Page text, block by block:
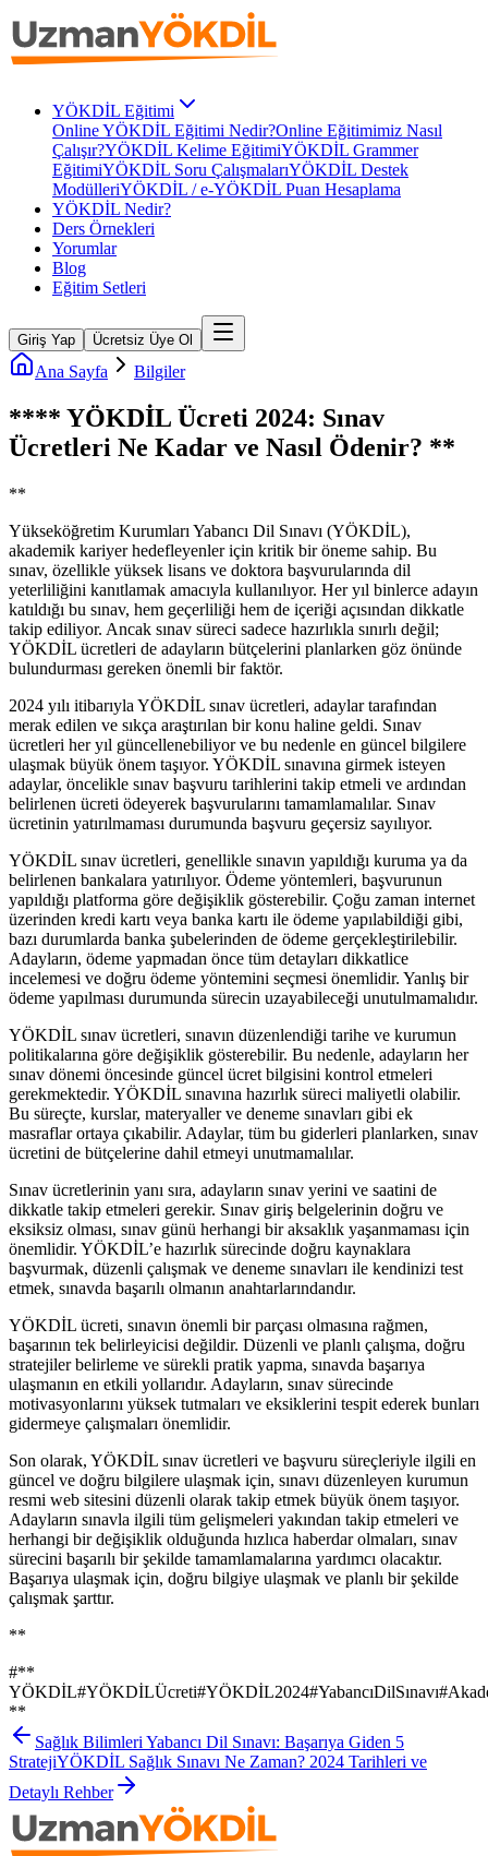
YÖKDİL Eğitimi
Online YÖKDİL Eğitimi Nedir?Online Eğitimimiz Nasıl
Çalışır?YÖKDİL Kelime EğitimiYÖKDİL Grammer
EğitimiYÖKDİL Soru ÇalışmalarıYÖKDİL Destek
ModülleriYÖKDİL / e-YÖKDİL Puan Hesaplama
YÖKDİL Nedir?
Ders Örnekleri
Yorumlar
Blog
Eğitim Setleri
Giriş Yap Ücretsiz Üye Ol
Ana Sayfa Bilgiler
**** YÖKDİL Ücreti 2024: Sınav
Ücretleri Ne Kadar ve Nasıl Ödenir? **
**
Yükseköğretim Kurumları Yabancı Dil Sınavı (YÖKDİL),
akademik kariyer hedefleyenler için kritik bir öneme sahip. Bu
sınav, özellikle yüksek lisans ve doktora başvurularında dil
yeterliliğini kanıtlamak amacıyla kullanılıyor. Her yıl binlerce adayın
katıldığı bu sınav, hem geçerliliği hem de içeriği açısından dikkatle
takip ediliyor. Ancak sınav süreci sadece hazırlıkla sınırlı değil;
YÖKDİL ücretleri de adayların bütçelerini planlarken göz önünde
bulundurması gereken önemli bir faktör.
2024 yılı itibarıyla YÖKDİL sınav ücretleri, adaylar tarafından
merak edilen ve sıkça araştırılan bir konu haline geldi. Sınav
ücretleri her yıl güncellenebiliyor ve bu nedenle en güncel bilgilere
ulaşmak büyük önem taşıyor. YÖKDİL sınavına girmek isteyen
adaylar, öncelikle sınav başvuru tarihlerini takip etmeli ve ardından
belirlenen ücreti ödeyerek başvurularını tamamlamalılar. Sınav
ücretinin yatırılmaması durumunda başvuru geçersiz sayılıyor.
YÖKDİL sınav ücretleri, genellikle sınavın yapıldığı kuruma ya da
belirlenen bankalara yatırılıyor. Ödeme yöntemleri, başvurunun
yapıldığı platforma göre değişiklik gösterebilir. Çoğu zaman internet
üzerinden kredi kartı veya banka kartı ile ödeme yapılabildiği gibi,
bazı durumlarda banka şubelerinden de ödeme gerçekleştirilebilir.
Adayların, ödeme yapmadan önce tüm detayları dikkatlice
incelemesi ve doğru ödeme yöntemini seçmesi önemlidir. Yanlış bir
ödeme yapılması durumunda sürecin uzayabileceği unutulmamalıdır.
YÖKDİL sınav ücretleri, sınavın düzenlendiği tarihe ve kurumun
politikalarına göre değişiklik gösterebilir. Bu nedenle, adayların her
sınav dönemi öncesinde güncel ücret bilgisini kontrol etmeleri
gerekmektedir. YÖKDİL sınavına hazırlık süreci maliyetli olabilir.
Bu süreçte, kurslar, materyaller ve deneme sınavları gibi ek
masraflar ortaya çıkabilir. Adaylar, tüm bu giderleri planlarken, sınav
ücretini de bütçelerine dahil etmeyi unutmamalılar.
Sınav ücretlerinin yanı sıra, adayların sınav yerini ve saatini de
dikkatle takip etmeleri gerekir. Sınav giriş belgelerinin doğru ve
eksiksiz olması, sınav günü herhangi bir aksaklık yaşanmaması için
önemlidir. YÖKDİL’e hazırlık sürecinde doğru kaynaklara
başvurmak, düzenli çalışmak ve deneme sınavları ile kendinizi test
etmek, sınavda başarılı olmanın anahtarlarındandır.
YÖKDİL ücreti, sınavın önemli bir parçası olmasına rağmen,
başarının tek belirleyicisi değildir. Düzenli ve planlı çalışma, doğru
stratejiler belirleme ve sürekli pratik yapma, sınavda başarıya
ulaşmanın en etkili yollarıdır. Adayların, sınav sürecinde
motivasyonlarını yüksek tutmaları ve eksiklerini tespit ederek bunları
gidermeye çalışmaları önemlidir.
Son olarak, YÖKDİL sınav ücretleri ve başvuru süreçleriyle ilgili en
güncel ve doğru bilgilere ulaşmak için, sınavı düzenleyen kurumun
resmi web sitesini düzenli olarak takip etmek büyük önem taşıyor.
Adayların sınavla ilgili tüm gelişmeleri yakından takip etmeleri ve
herhangi bir değişiklik olduğunda hızlıca haberdar olmaları, sınav
sürecini başarılı bir şekilde tamamlamalarına yardımcı olacaktır.
Başarıya ulaşmak için, doğru bilgiye ulaşmak ve planlı bir şekilde
çalışmak şarttır.
**
#**
YÖKDİL#YÖKDİLÜcreti#YÖKDİL2024#YabancıDilSınavı#
**
Sağlık Bilimleri Yabancı Dil Sınavı: Başarıya Giden 5
StratejiYÖKDİL Sağlık Sınavı Ne Zaman? 2024 Tarihleri ve
Detaylı Rehber